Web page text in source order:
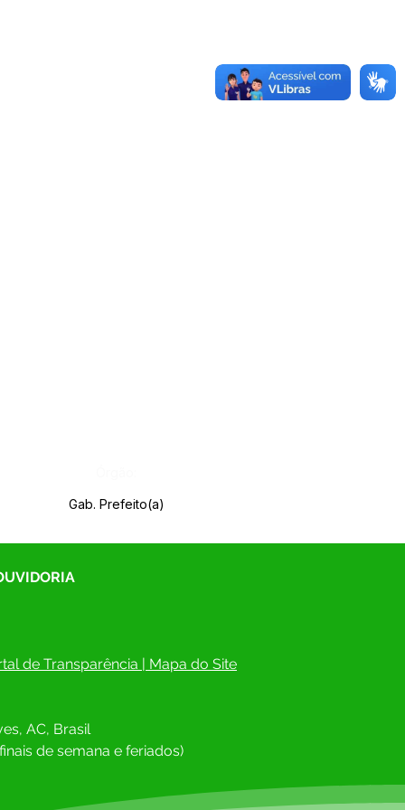
Gab. Prefeito(a)
de Transparência | Mapa do Site
AC, Brasil
de semana e feriados)